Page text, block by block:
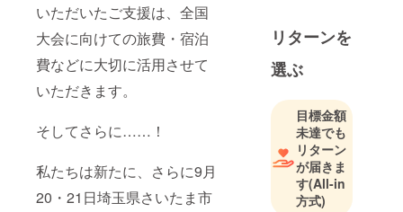
いただいたご支援は、全国
大会に向けての旅費・宿泊
費などに大切に活用させて
いただきます。
そしてさらに……！
私たちは新たに、さらに9月
20・21日埼玉県さいたま市
チームが全
国制覇し、
昨年・今年
39回全国小
学生ハンド
ボール大会
への出場致
します。
リターンを
選ぶ
目標金額
未達でも
リターン
が届きま
す(All-in
方式)